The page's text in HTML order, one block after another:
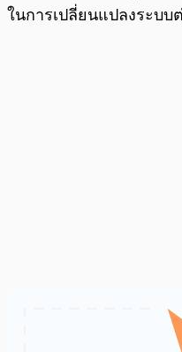
ในการเปลี่ยนแปลงระบบ